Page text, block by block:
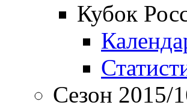
Кубок
Сезон 2015/